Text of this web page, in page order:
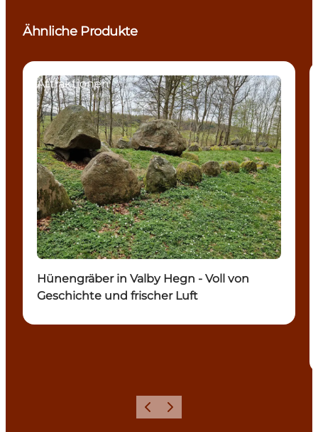
Ähnliche Produkte
Attraktionen
Hünengräber in Valby Hegn - Voll von
Geschichte und frischer Luft
ZurückWeiter